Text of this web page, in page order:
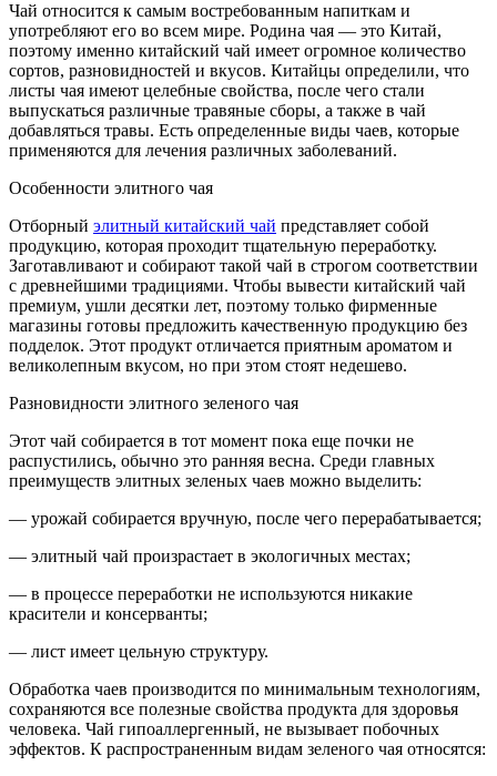
Чай относится к самым востребованным напиткам и
употребляют его во всем мире. Родина чая — это Китай,
поэтому именно китайский чай имеет огромное количество
сортов, разновидностей и вкусов. Китайцы определили, что
листы чая имеют целебные свойства, после чего стали
выпускаться различные травяные сборы, а также в чай
добавляться травы. Есть определенные виды чаев, которые
применяются для лечения различных заболеваний.
Особенности элитного чая
Отборный элитный китайский чай представляет собой
продукцию, которая проходит тщательную переработку.
Заготавливают и собирают такой чай в строгом соответствии
с древнейшими традициями. Чтобы вывести китайский чай
премиум, ушли десятки лет, поэтому только фирменные
магазины готовы предложить качественную продукцию без
подделок. Этот продукт отличается приятным ароматом и
великолепным вкусом, но при этом стоят недешево.
Разновидности элитного зеленого чая
Этот чай собирается в тот момент пока еще почки не
распустились, обычно это ранняя весна. Среди главных
преимуществ элитных зеленых чаев можно выделить:
— урожай собирается вручную, после чего перерабатывается;
— элитный чай произрастает в экологичных местах;
— в процессе переработки не используются никакие
красители и консерванты;
— лист имеет цельную структуру.
Обработка чаев производится по минимальным технологиям,
сохраняются все полезные свойства продукта для здоровья
человека. Чай гипоаллергенный, не вызывает побочных
эффектов. К распространенным видам зеленого чая относятся: